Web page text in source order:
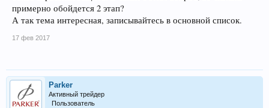
примерно обойдется 2 этап?
А так тема интересная, записывайтесь в основной список.
17 фев 2017
Parker
Активный трейдер
Пользователь